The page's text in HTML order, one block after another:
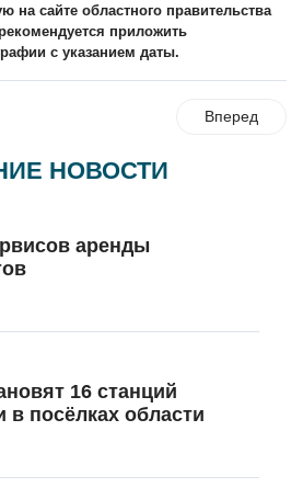
на сайте областного правительства
приложить
с указанием даты.
Вперед
НОВОСТИ
аренды
16 станций
в посёлках области